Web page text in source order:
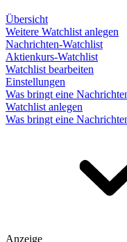
Übersicht
Weitere Watchlist anlegen
Nachrichten-Watchlist
Aktienkurs-Watchlist
Watchlist bearbeiten
Einstellungen
Was bringt eine
Watchlist anlegen
Was bringt eine
Anzeige